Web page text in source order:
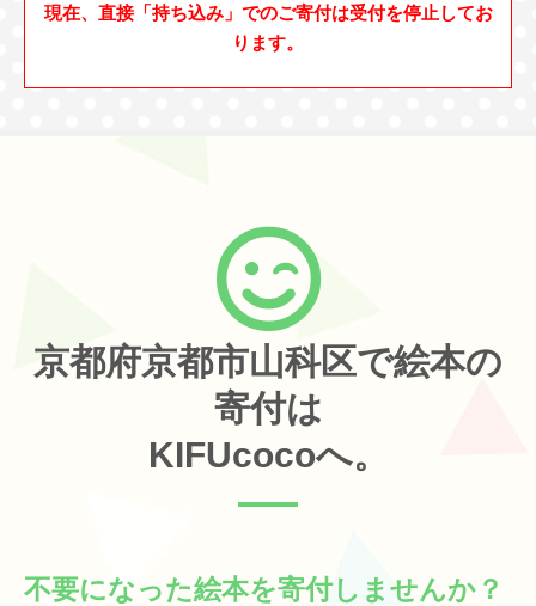
現在、直接「持ち込み」でのご寄付は受付を停止してお
ります。
京都府京都市山科区で絵本の
寄付は
KIFUcocoへ。
不要になった絵本を寄付しませんか？